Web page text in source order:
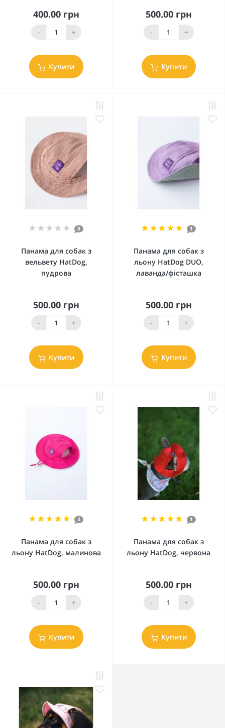
400.00 грн
- +
Купити
500.00 грн
- +
Купити
0
Панама для собак з
вельвету HatDog,
пудрова
500.00 грн
- +
Купити
1
Панама для собак з
льону HatDog DUO,
лаванда/фісташка
500.00 грн
- +
Купити
3
Панама для собак з
льону HatDog, малинова
500.00 грн
- +
Купити
1
Панама для собак з
льону HatDog, червона
500.00 грн
- +
Купити